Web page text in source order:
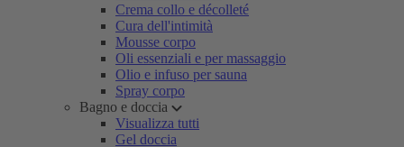
Crema collo e décolleté
Cura dell'intimità
Mousse corpo
Oli essenziali e per massaggio
Olio e infuso per sauna
Spray corpo
Bagno e doccia
Visualizza tutti
Gel doccia